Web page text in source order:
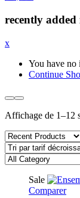
recently added
x
You have no
Continue
Affichage de 1–12
Sale
Comparer